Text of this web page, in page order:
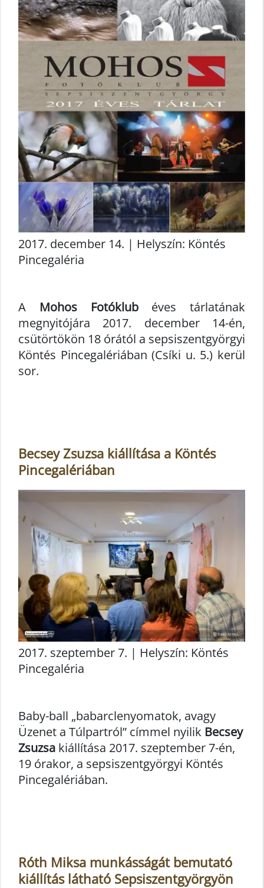
2017. december 14. | Helyszín: Köntés
Pincegaléria
A Mohos Fotóklubéves tárlatának
megnyitójára 2017. december 14-én,
csütörtökön 18 órától a sepsiszentgyörgyi
Köntés Pincegalériában (Csíki u. 5.) kerül
sor.
Becsey Zsuzsa kiállítása a Köntés
Pincegalériában
2017. szeptember 7. | Helyszín: Köntés
Pincegaléria
Baby-ball „babarclenyomatok, avagy
Üzenet a Túlpartról” címmel nyilik Becsey
Zsuzsa kiállítása 2017. szeptember 7-én,
19 órakor, a sepsiszentgyörgyi Köntés
Pincegalériában.
Róth Miksa munkásságát bemutató
kiállítás látható Sepsiszentgyörgyön